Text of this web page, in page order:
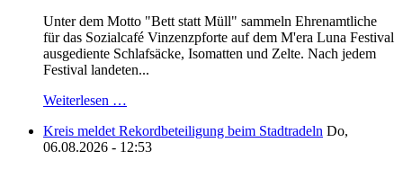
Unter dem Motto "Bett statt Müll" sammeln Ehrenamtliche
für das Sozialcafé Vinzenzpforte auf dem M'era Luna Festival
ausgediente Schlafsäcke, Isomatten und Zelte. Nach jedem
Festival landeten...
Weiterlesen …
Kreis meldet Rekordbeteiligung beim Stadtradeln Do,
06.08.2026 - 12:53